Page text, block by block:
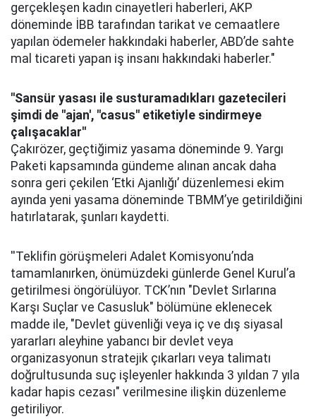
gerçekleşen kadın cinayetleri haberleri, AKP
döneminde İBB tarafından tarikat ve cemaatlere
yapılan ödemeler hakkındaki haberler, ABD’de sahte
mal ticareti yapan iş insanı hakkındaki haberler."
''Sansür yasası ile susturamadıkları gazetecileri
şimdi de "ajan', "casus" etiketiyle sindirmeye
çalışacaklar''
Çakırözer, geçtiğimiz yasama döneminde 9. Yargı
Paketi kapsamında gündeme alınan ancak daha
sonra geri çekilen ‘Etki Ajanlığı’ düzenlemesi ekim
ayında yeni yasama döneminde TBMM’ye getirildiğini
hatırlatarak, şunları kaydetti.
''Teklifin görüşmeleri Adalet Komisyonu’nda
tamamlanırken, önümüzdeki günlerde Genel Kurul’a
getirilmesi öngörülüyor. TCK’nın "Devlet Sırlarına
Karşı Suçlar ve Casusluk" bölümüne eklenecek
madde ile, "Devlet güvenliği veya iç ve dış siyasal
yararları aleyhine yabancı bir devlet veya
organizasyonun stratejik çıkarları veya talimatı
doğrultusunda suç işleyenler hakkında 3 yıldan 7 yıla
kadar hapis cezası" verilmesine ilişkin düzenleme
getiriliyor.